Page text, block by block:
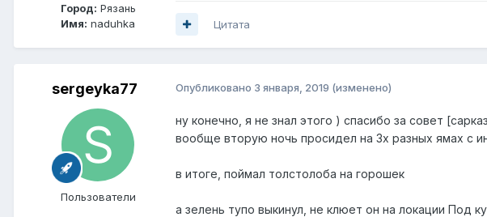
Город: Рязань
Имя: naduhka Цитата
sergeyka77
Пользователи
Опубликовано 3 января, 2019 (изменено)
ну конечно, я не знал этого ) спасибо за совет
вообще вторую ночь просидел на 3х разных ямах с
в итоге, поймал толстолоба на горошек
а зелень тупо выкинул, не клюет он на локации Под